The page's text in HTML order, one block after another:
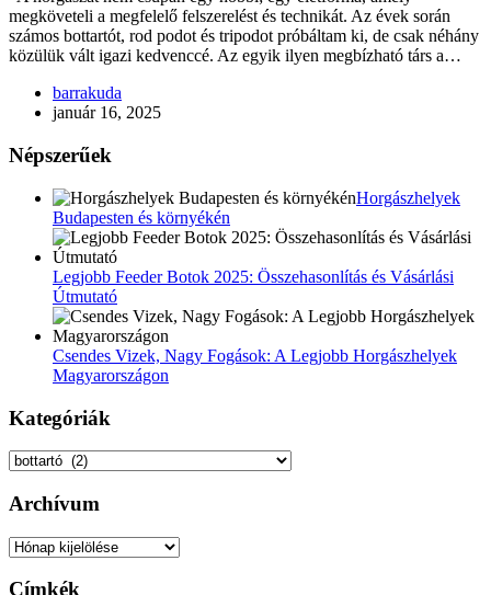
megköveteli a megfelelő felszerelést és technikát. Az évek során
számos bottartót, rod podot és tripodot próbáltam ki, de csak néhány
közülük vált igazi kedvenccé. Az egyik ilyen megbízható társ a…
barrakuda
január 16, 2025
Népszerűek
Horgászhelyek
Budapesten és környékén
Legjobb Feeder Botok 2025: Összehasonlítás és Vásárlási
Útmutató
Csendes Vizek, Nagy Fogások: A Legjobb Horgászhelyek
Magyarországon
Kategóriák
Kategóriák
Archívum
Archívum
Címkék